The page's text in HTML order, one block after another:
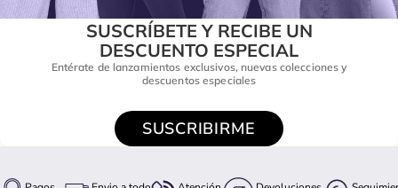
SUSCRÍBETE Y RECIBE UN
DESCUENTO ESPECIAL
Entérate de lanzamientos exclusivos, nuevas colecciones y
descuentos especiales
SUSCRIBIRME